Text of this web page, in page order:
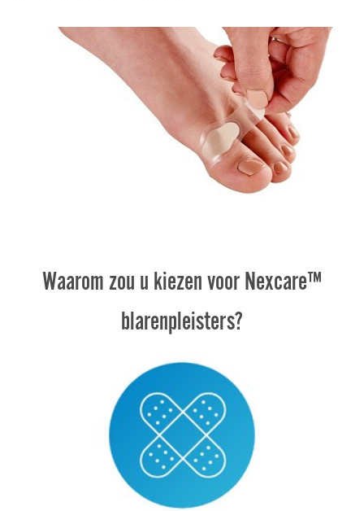
Waarom zou u kiezen voor Nexcare™
blarenpleisters?